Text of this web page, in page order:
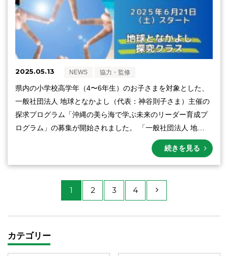
2025.05.13 NEWS 協力・監修
県内の小学校高学年（4〜6年生）のお子さまを対象とした、
一般社団法人 地球となかよし（代表：神谷則子さま）主催の
探求プログラム「沖縄の美ら海で学ぶ未来のリーダー育成プ
ログラム」の募集が開始されました。 「一般社団法人 地…
続きを見る
1 2 3 4
カテゴリー